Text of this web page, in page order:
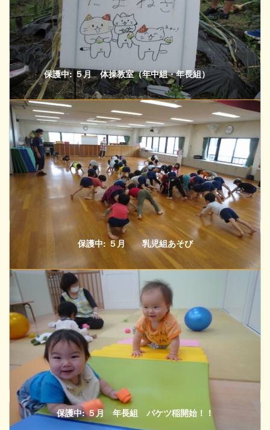
保護中: ５月 体操教室（年中組・年長組）
保護中: ５月 乳児組あそび
保護中: ５月 年長組 バケツ稲開始！！